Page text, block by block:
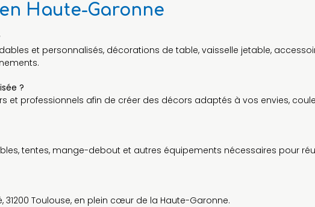
Haute-Garonne
et personnalisés, décorations de table, vaisselle jetable,
?
professionnels afin de créer des décors adaptés à vos envies,
tentes, mange-debout et autres équipements nécessaires pour
31200 Toulouse, en plein cœur de la Haute-Garonne.